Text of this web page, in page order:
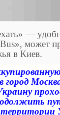
—
может
в Киев.
территории